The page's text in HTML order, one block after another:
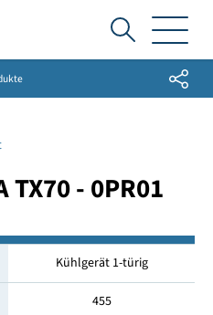
Ich
suche...Share
TX70 - 0PR01
Kühlgerät 1-türig
455